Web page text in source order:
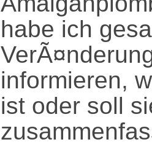
habe ich
informieren,
ist oder soll